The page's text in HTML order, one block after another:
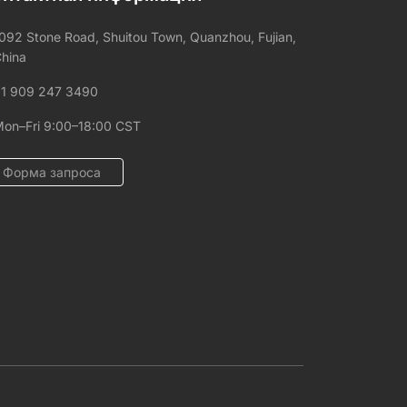
Stone Road, Shuitou Town, Quanzhou, Fujian,
909 247 3490
9:00–18:00 CST
Форма запроса